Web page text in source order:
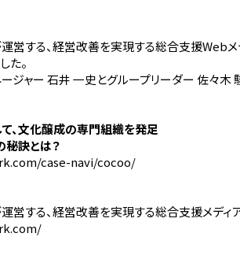
する、経営改善を実現する総合支援Webメ
た。
ジャー 石井 一史とグループリーダー 佐々
、文化醸成の専門組織を発足
訣とは？
case-navi/cocoo/
する、経営改善を実現する総合支援メディ